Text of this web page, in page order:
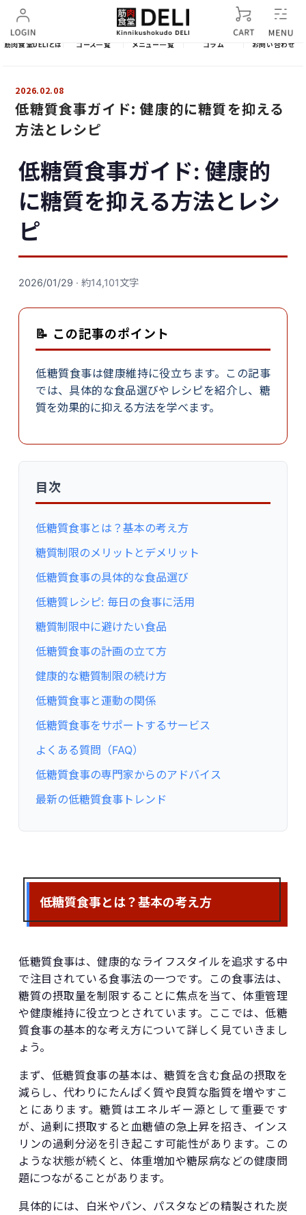
筋肉食堂DELIとは コース一覧 メニュー一覧 コラム お問い合わせ
2026.02.08
低糖質食事ガイド: 健康的に糖質を抑える
方法とレシピ
低糖質食事ガイド: 健康的
に糖質を抑える方法とレシ
ピ
2026/01/29 · 約14,101文字
📝 この記事のポイント
低糖質食事は健康維持に役立ちます。この記事
では、具体的な食品選びやレシピを紹介し、糖
質を効果的に抑える方法を学べます。
目次
低糖質食事とは？基本の考え方
糖質制限のメリットとデメリット
低糖質食事の具体的な食品選び
低糖質レシピ: 毎日の食事に活用
糖質制限中に避けたい食品
低糖質食事の計画の立て方
健康的な糖質制限の続け方
低糖質食事と運動の関係
低糖質食事をサポートするサービス
よくある質問（FAQ）
低糖質食事の専門家からのアドバイス
最新の低糖質食事トレンド
低糖質食事とは？基本の考え方
低糖質食事は、健康的なライフスタイルを追求する中
で注目されている食事法の一つです。この食事法は、
糖質の摂取量を制限することに焦点を当て、体重管理
や健康維持に役立つとされています。ここでは、低糖
質食事の基本的な考え方について詳しく見ていきまし
ょう。
まず、低糖質食事の基本は、糖質を含む食品の摂取を
減らし、代わりにたんぱく質や良質な脂質を増やすこ
とにあります。糖質はエネルギー源として重要です
が、過剰に摂取すると血糖値の急上昇を招き、インス
リンの過剰分泌を引き起こす可能性があります。この
ような状態が続くと、体重増加や糖尿病などの健康問
題につながることがあります。
具体的には、白米やパン、パスタなどの精製された炭